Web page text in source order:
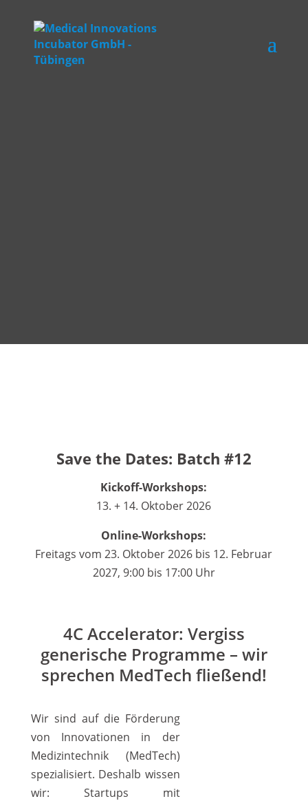
Save the Dates: Batch #12
Kickoff-Workshops:
13. + 14. Oktober 2026
Online-Workshops:
Freitags vom 23. Oktober 2026 bis 12. Februar
2027, 9:00 bis 17:00 Uhr
4C Accelerator: Vergiss
generische Programme – wir
sprechen MedTech fließend!
Wir sind auf die Förderung
von Innovationen in der
Medizintechnik (MedTech)
spezialisiert. Deshalb wissen
wir: Startups mit